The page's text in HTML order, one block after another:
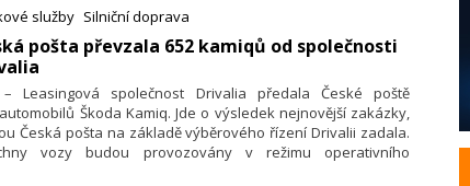
region. V segmentu online potravin se DODO stalo
rozvozcem v Evropě.
služby Silniční doprava
pošta převzala 652 kamiqů od společnosti
– Leasingová společnost Drivalia předala České poště
Škoda Kamiq. Jde o výsledek nejnovější zakázky,
Česká pošta na základě výběrového řízení Drivalii zadala.
vozy budou provozovány v režimu operativního